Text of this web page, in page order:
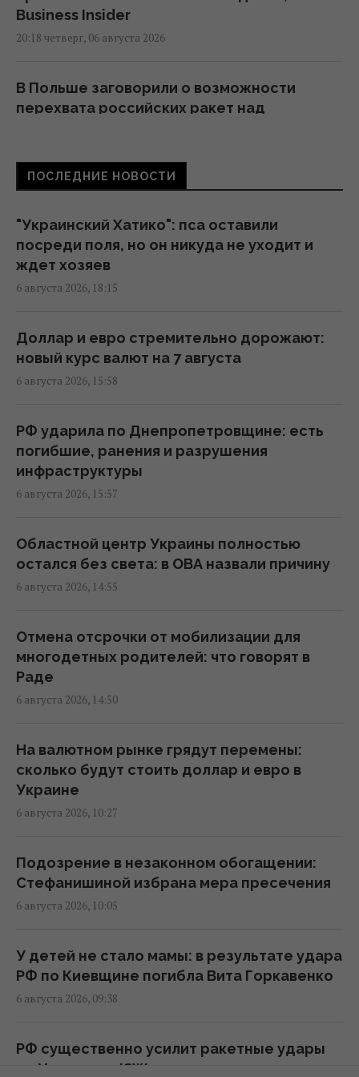
Business Insider
20:18 четверг, 06 августа 2026
В Польше заговорили о возможности
перехвата российских ракет над
будут отмечать 8 августа
18:04 четверг, 06 августа 2026
В Еврокомиссии отреагировали на
поставок ракет
17:58 четверг, 06 августа 2026
проблему с пусковыми установками РФ
17:33 четверг, 06 августа 2026
Новых солдат из Северной Кореи Россия
направление
17:04 четверг, 06 августа 2026
кого теперь считают "уклонистами"
16:57 четверг, 06 августа 2026
В Фонде госимущества прогнозируют
государственных активов
15:58 четверг, 06 августа 2026
Когда у Украины появится собственная
15:45 четверг, 06 августа 2026
В Румынии уже знают, куда РФ нанесет
15:40 четверг, 06 августа 2026
Украинец в Германии шпионил за
15:34 четверг, 06 августа 2026
ПОСЛЕДНИЕ НОВОСТИ
"Украинский Хатико": пса оставили
посреди поля, но он никуда не уходит и
ждет хозяев
6 августа 2026, 18:15
Доллар и евро стремительно дорожают:
новый курс валют на 7 августа
6 августа 2026, 15:58
РФ ударила по Днепропетровщине: есть
погибшие, ранения и разрушения
инфраструктуры
6 августа 2026, 15:57
Областной центр Украины полностью
остался без света: в ОВА назвали причину
6 августа 2026, 14:55
Отмена отсрочки от мобилизации для
многодетных родителей: что говорят в
Раде
6 августа 2026, 14:50
На валютном рынке грядут перемены:
сколько будут стоить доллар и евро в
Украине
6 августа 2026, 10:27
Подозрение в незаконном обогащении:
Стефанишиной избрана мера пресечения
6 августа 2026, 10:05
У детей не стало мамы: в результате удара
РФ по Киевщине погибла Вита Горкавенко
6 августа 2026, 09:38
РФ существенно усилит ракетные удары
по Украине: в ISW оценили угрозу